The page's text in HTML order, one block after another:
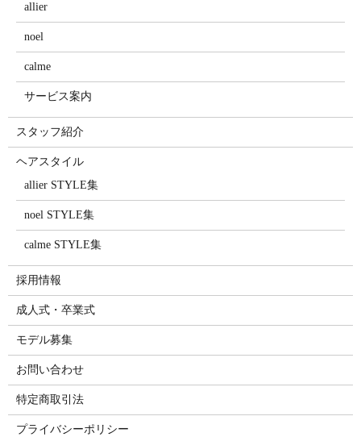
allier
noel
calme
サービス案内
スタッフ紹介
ヘアスタイル
allier STYLE集
noel STYLE集
calme STYLE集
採用情報
成人式・卒業式
モデル募集
お問い合わせ
特定商取引法
プライバシーポリシー